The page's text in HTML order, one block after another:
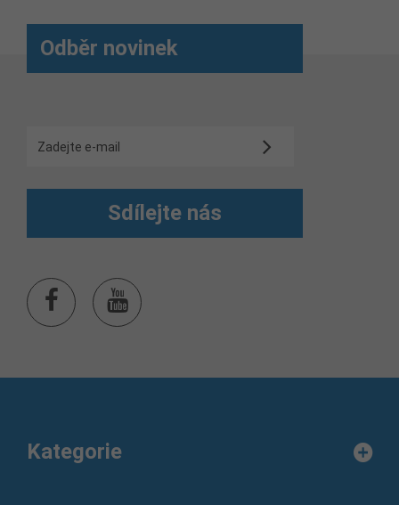
Odběr novinek
Sdílejte nás
Kategorie